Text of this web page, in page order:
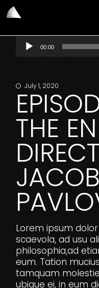
Audio
Player00:00
July 1, 2020
THE
JACOB
Lorem ipsum
scaevola, ad usu
philosophia,ad
eum. Tation
tamquam
ubique ei, in eum